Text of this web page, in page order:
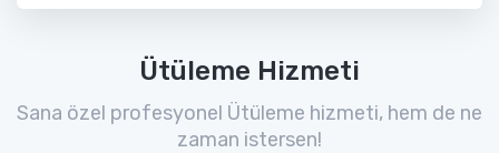
Ütüleme Hizmeti
Sana özel profesyonel Ütüleme hizmeti, hem de ne
zaman istersen!